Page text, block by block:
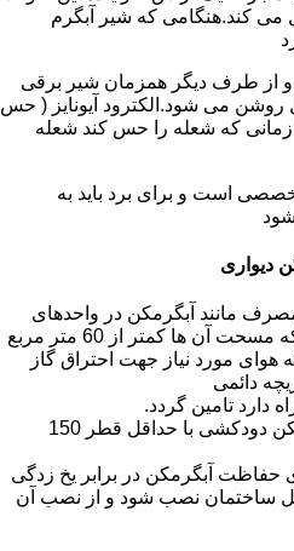
18000 ولت تبدیل می کند.هنگامی که شیر آبگرم
از طرف دیگر همزمان شیر برقی
روشن می شود.الکترود آیونایز ( حس
زمانی که شعله را حس کند شعله
است و برای برد باید به
دیواری
مانند آبگرمکن در واحدهای
مسکونی و غیر مسکونی که مسحت آن ها کمتر از 60 متر مربع
هوای مورد نیاز جهت احتراق گاز
دائمی
دارد تامین گردد.
در بالای محل نصب آبگرمکن دودکشی با حداقل قطر 150
آبگرمکن در برابر یخ زدگی
ساختمان نصب شود و از نصب آن